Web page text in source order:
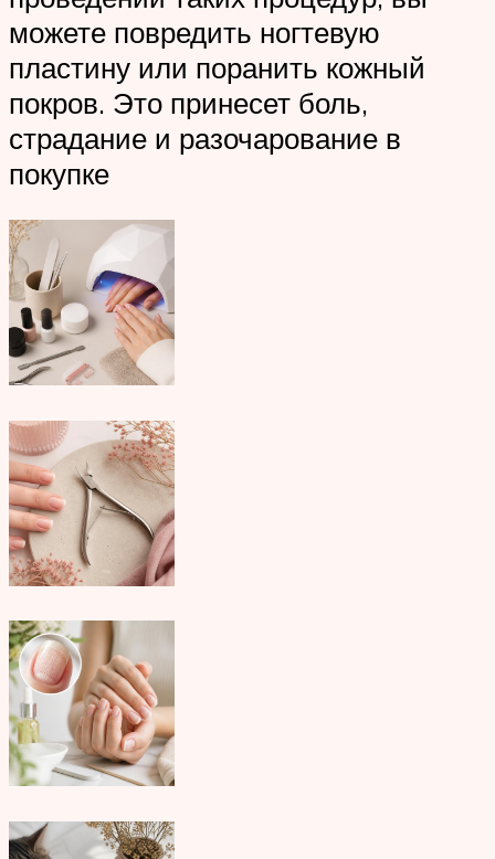
можете повредить ногтевую
пластину или поранить кожный
покров. Это принесет боль,
страдание и разочарование в
покупке